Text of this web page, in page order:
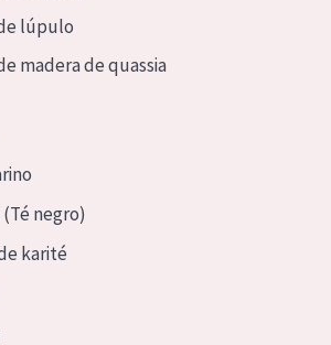
lúpulo
madera de quassia
negro)
karité